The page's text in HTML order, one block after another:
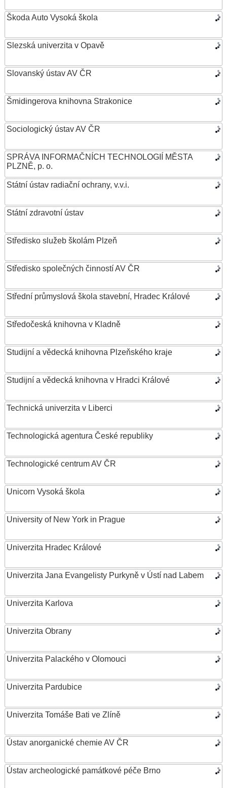
Škoda Auto Vysoká škola
Slezská univerzita v Opavě
Slovanský ústav AV ČR
Šmidingerova knihovna Strakonice
Sociologický ústav AV ČR
SPRÁVA INFORMAČNÍCH TECHNOLOGIÍ MĚSTA
PLZNĚ, p. o.
Státní ústav radiační ochrany, v.v.i.
Státní zdravotní ústav
Středisko služeb školám Plzeň
Středisko společných činností AV ČR
Střední průmyslová škola stavební, Hradec Králové
Středočeská knihovna v Kladně
Studijní a vědecká knihovna Plzeňského kraje
Studijní a vědecká knihovna v Hradci Králové
Technická univerzita v Liberci
Technologická agentura České republiky
Technologické centrum AV ČR
Unicorn Vysoká škola
University of New York in Prague
Univerzita Hradec Králové
Univerzita Jana Evangelisty Purkyně v Ústí nad Labem
Univerzita Karlova
Univerzita Obrany
Univerzita Palackého v Olomouci
Univerzita Pardubice
Univerzita Tomáše Bati ve Zlíně
Ústav anorganické chemie AV ČR
Ústav archeologické památkové péče Brno